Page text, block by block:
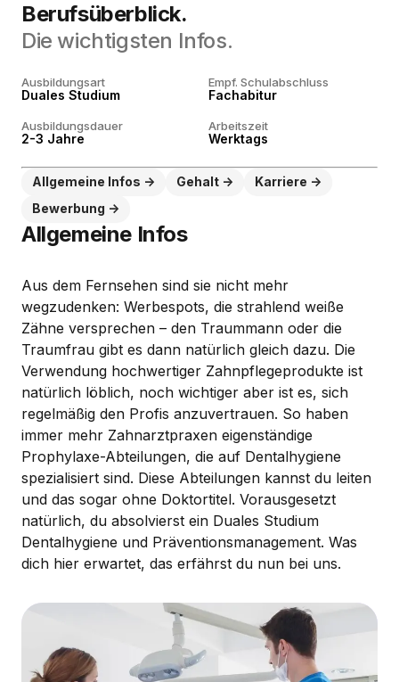
Berufsüberblick.
Die wichtigsten Infos.
Ausbildungsart
Duales Studium
Empf. Schulabschluss
Fachabitur
Ausbildungsdauer
2-3 Jahre
Arbeitszeit
Werktags
Allgemeine Infos Gehalt
Karriere
Bewerbung
Allgemeine Infos
Aus dem Fernsehen sind sie nicht mehr
wegzudenken: Werbespots, die strahlend weiße
Zähne versprechen – den Traummann oder die
Traumfrau gibt es dann natürlich gleich dazu. Die
Verwendung hochwertiger Zahnpflegeprodukte ist
natürlich löblich, noch wichtiger aber ist es, sich
regelmäßig den Profis anzuvertrauen. So haben
immer mehr Zahnarztpraxen eigenständige
Prophylaxe-Abteilungen, die auf Dentalhygiene
spezialisiert sind. Diese Abteilungen kannst du leiten
und das sogar ohne Doktortitel. Vorausgesetzt
natürlich, du absolvierst ein Duales Studium
Dentalhygiene und Präventionsmanagement. Was
dich hier erwartet, das erfährst du nun bei uns.